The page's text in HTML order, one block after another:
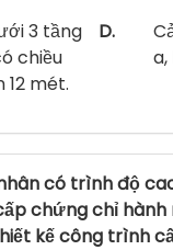
3 tầng
chiều
mét.
D.
có trình độ
chứng chỉ hành
kế công trình